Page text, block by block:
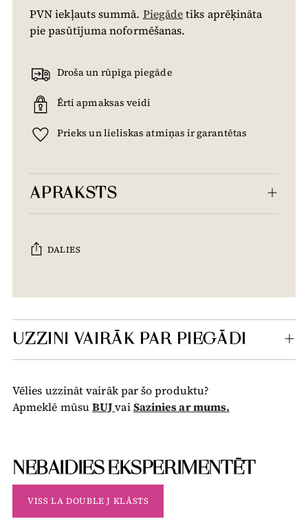
PVN iekļauts summā. Piegādetiks aprēķināta
pie pasūtījuma noformēšanas.
Droša un rūpīga piegāde
Ērti apmaksas veidi
Prieks un lieliskas atmiņas ir garantētas
APRAKSTS
DALIES
grozam...
UZZINI VAIRĀK PAR PIEGĀDI
Vēlies uzzināt vairāk par šo produktu?
Apmeklē mūsuBUJvaiSazinies ar mums.
NEBAIDIES EKSPERIMENTĒT
VISS LA DOUBLE J KLĀSTS